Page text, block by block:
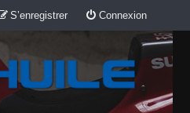
Connexion
S’enregistrer